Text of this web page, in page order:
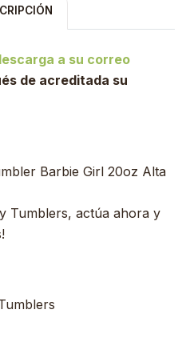
a su correo
de acreditada su
Barbie Girl 20oz Alta
Tumblers, actúa ahora y